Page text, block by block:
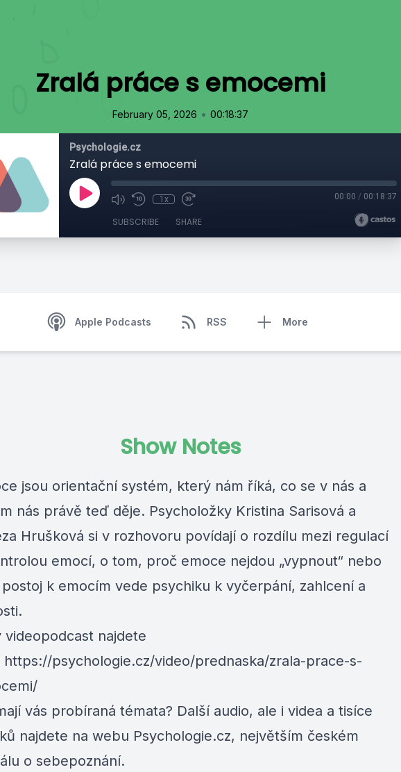
Zralá práce s emocemi
February 05, 2026 • 00:18:37
Psychologie.cz
Zralá práce s emocemi
1x 00:00 / 00:18:37
SUBSCRIBE SHARE
Apple Podcasts RSS More
Show Notes
jsou orientační systém, který nám říká, co se v nás a
nás právě teď děje. Psycholožky Kristina Sarisová a
Hrušková si v rozhovoru povídají o rozdílu mezi regulací
emocí, o tom, proč emoce nejdou „vypnout“ nebo
postoj k emocím vede psychiku k vyčerpání, zahlcení a
videopodcast najdete
https://psychologie.cz/video/prednaska/zrala-prace-s-
vás probíraná témata? Další audio, ale i videa a tisíce
najdete na webu Psychologie.cz, největším českém
o sebepoznání.